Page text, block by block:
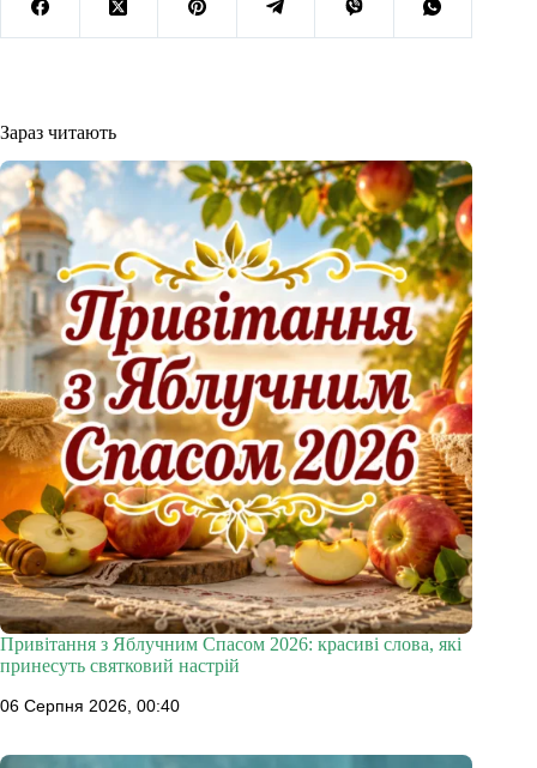
Зараз читають
Привітання з Яблучним Спасом 2026: красиві слова, які
принесуть святковий настрій
06 Серпня 2026, 00:40